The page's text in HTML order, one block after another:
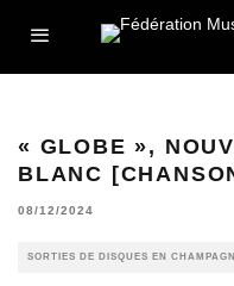
« GLOBE »,
BLANC
08/12/2024
SORTIES DE DISQUES EN